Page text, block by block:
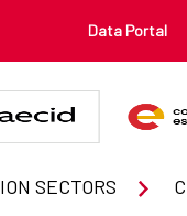
Data Portal
SECTORS